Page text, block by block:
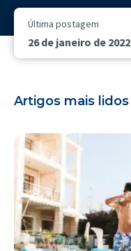
Última postagem
26 de janeiro de 2022
Artigos mais lidos